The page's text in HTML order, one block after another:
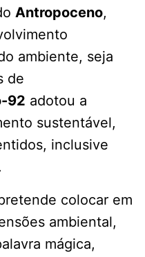
Antropoceno,
ambiente, seja
de
92 adotou a
sustentável,
inclusive
colocar em
ambiental,
mágica,